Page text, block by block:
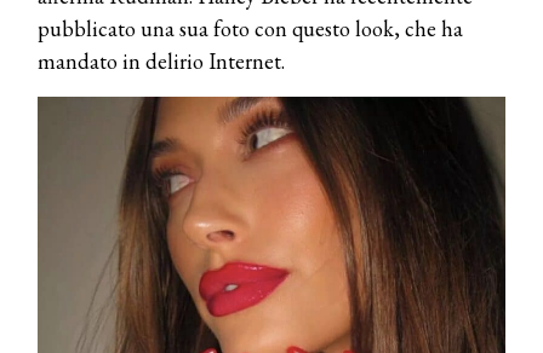
pubblicato una sua foto con questo look, che ha
mandato in delirio Internet.
Dyson presenta la nuova collezione
pervinca e rosé per Natale
Continua la carrellata di look firmati
Cotril alla Festa del Cinema di Roma
TONI&GUY
A Natale regala una doppia
TONI&GUY “Feel Good Experience”!
TONI&GUY